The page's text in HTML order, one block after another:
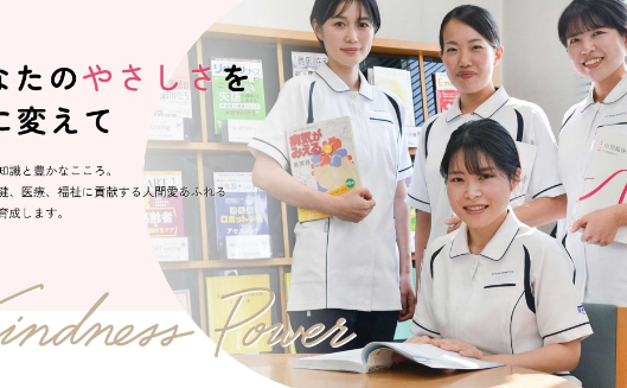
医療・介護資源検索
m-Line
日本医師会
兵庫県医師会
日本医師会